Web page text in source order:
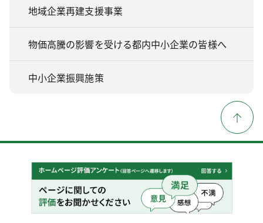
地域企業再建支援事業
物価高騰の影響を受ける都内中小企業の皆様へ
中小企業振興施策